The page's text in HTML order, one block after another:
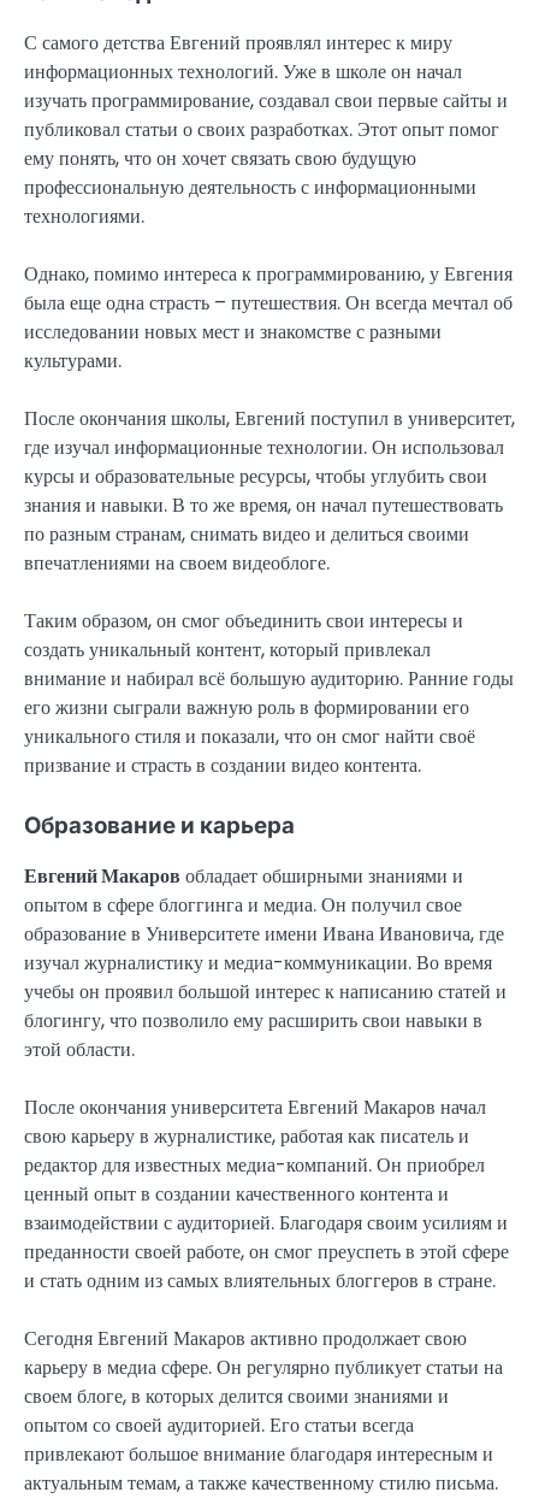
С самого детства Евгений проявлял интерес к миру
информационных технологий. Уже в школе он начал
изучать программирование, создавал свои первые сайты и
публиковал статьи о своих разработках. Этот опыт помог
ему понять, что он хочет связать свою будущую
профессиональную деятельность с информационными
технологиями.
Однако, помимо интереса к программированию, у Евгения
была еще одна страсть – путешествия. Он всегда мечтал об
исследовании новых мест и знакомстве с разными
культурами.
После окончания школы, Евгений поступил в университет,
где изучал информационные технологии. Он использовал
курсы и образовательные ресурсы, чтобы углубить свои
знания и навыки. В то же время, он начал путешествовать
по разным странам, снимать видео и делиться своими
впечатлениями на своем видеоблоге.
Таким образом, он смог объединить свои интересы и
создать уникальный контент, который привлекал
внимание и набирал всё большую аудиторию. Ранние годы
его жизни сыграли важную роль в формировании его
уникального стиля и показали, что он смог найти своё
призвание и страсть в создании видео контента.
Образование и карьера
Евгений Макаров обладает обширными знаниями и
опытом в сфере блоггинга и медиа. Он получил свое
образование в Университете имени Ивана Ивановича, где
изучал журналистику и медиа-коммуникации. Во время
учебы он проявил большой интерес к написанию статей и
блогингу, что позволило ему расширить свои навыки в
этой области.
После окончания университета Евгений Макаров начал
свою карьеру в журналистике, работая как писатель и
редактор для известных медиа-компаний. Он приобрел
ценный опыт в создании качественного контента и
взаимодействии с аудиторией. Благодаря своим усилиям и
преданности своей работе, он смог преуспеть в этой сфере
и стать одним из самых влиятельных блоггеров в стране.
Сегодня Евгений Макаров активно продолжает свою
карьеру в медиа сфере. Он регулярно публикует статьи на
своем блоге, в которых делится своими знаниями и
опытом со своей аудиторией. Его статьи всегда
привлекают большое внимание благодаря интересным и
актуальным темам, а также качественному стилю письма.